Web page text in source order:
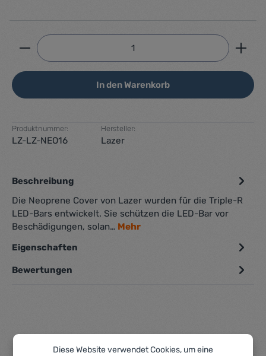
Produkt Anzahl: Gib den gewünschten Wert ein
In den Warenkorb
Produktnummer:
LZ-LZ-NEO16
Hersteller:
Lazer
Beschreibung
Die Neoprene Cover von Lazer wurden für die Triple-R
LED-Bars entwickelt. Sie schützen die LED-Bar vor
Beschädigungen, solan… Mehr
Eigenschaften
Bewertungen
Diese Website verwendet Cookies, um eine